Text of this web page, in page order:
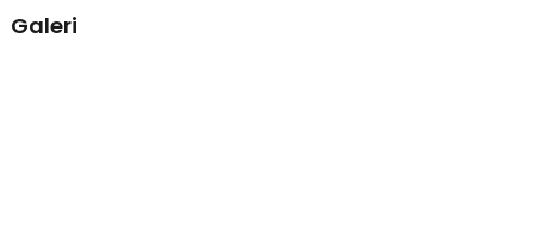
1 x TaffOmicron Alat Korektor Pelurus Jempol Kaki Hallux Valgus
Adjustable - MR-15
Galeri